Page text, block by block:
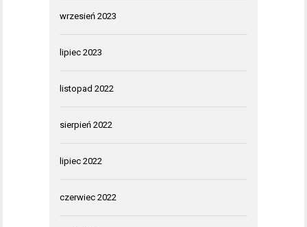
wrzesień 2023
lipiec 2023
listopad 2022
sierpień 2022
lipiec 2022
czerwiec 2022